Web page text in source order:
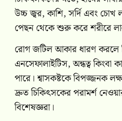
উচ্চ জ্বর, কাশি, সর্দি এবং
পেছন থেকে শুরু করে শরীরে
রোগ জটিল আকার ধারণ করলে
এনসেফালাইটিস, অন্ধত্ব কিংবা
পারে। শ্বাসকষ্টকে বিপজ্জনক
দ্রুত চিকিৎসকের পরামর্শ
বিশেষজ্ঞরা।